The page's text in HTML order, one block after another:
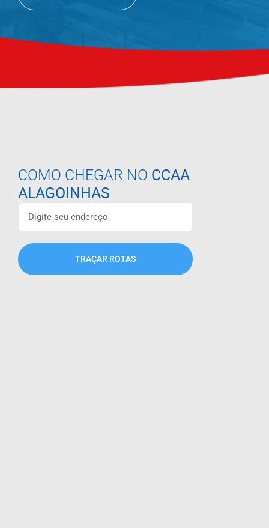
COMO CHEGAR NO CCAA
ALAGOINHAS
TRAÇAR ROTAS